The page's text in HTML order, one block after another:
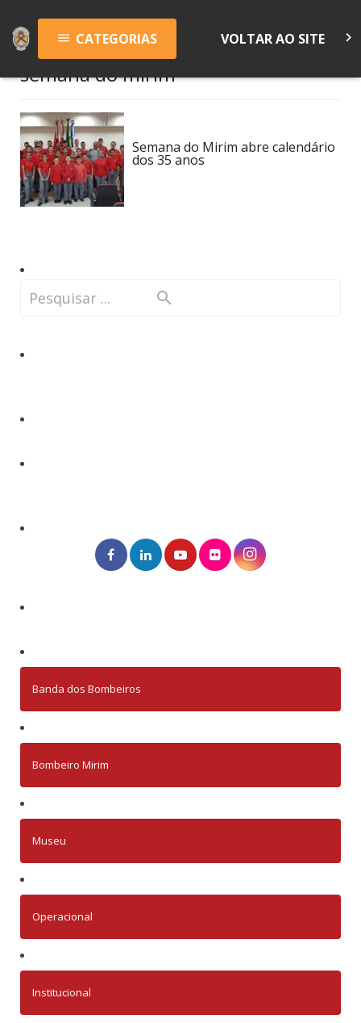
menu CATEGORIAS VOLTAR AO SITE keyboard_arrow_right
semana do mirim
Semana do Mirim abre calendário
dos 35 anos
Banda dos Bombeiros
Bombeiro Mirim
Museu
Operacional
Institucional